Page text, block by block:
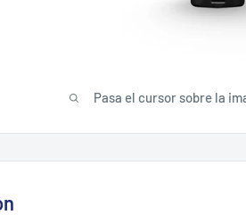
Pasa el cursor sobre la